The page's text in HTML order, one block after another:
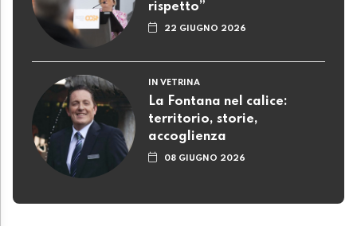
rispetto”
22 GIUGNO 2026
IN VETRINA
La Fontana nel calice:
territorio, storie,
accoglienza
08 GIUGNO 2026